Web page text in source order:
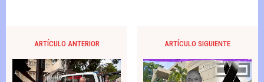
ARTÍCULO ANTERIOR ARTÍCULO SIGUIENTE